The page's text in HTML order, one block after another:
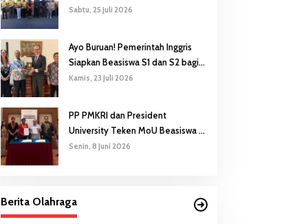
‘Noda-Madu’ di Lokasi KKN
Sabtu, 25 Juli 2026
Ayo Buruan! Pemerintah Inggris
Siapkan Beasiswa S1 dan S2 bagi
Putra/Putri Papua Selatan
Kamis, 23 Juli 2026
PP PMKRI dan President
University Teken MoU Beasiswa S1
hingga S3
Senin, 8 Juni 2026
Berita Olahraga